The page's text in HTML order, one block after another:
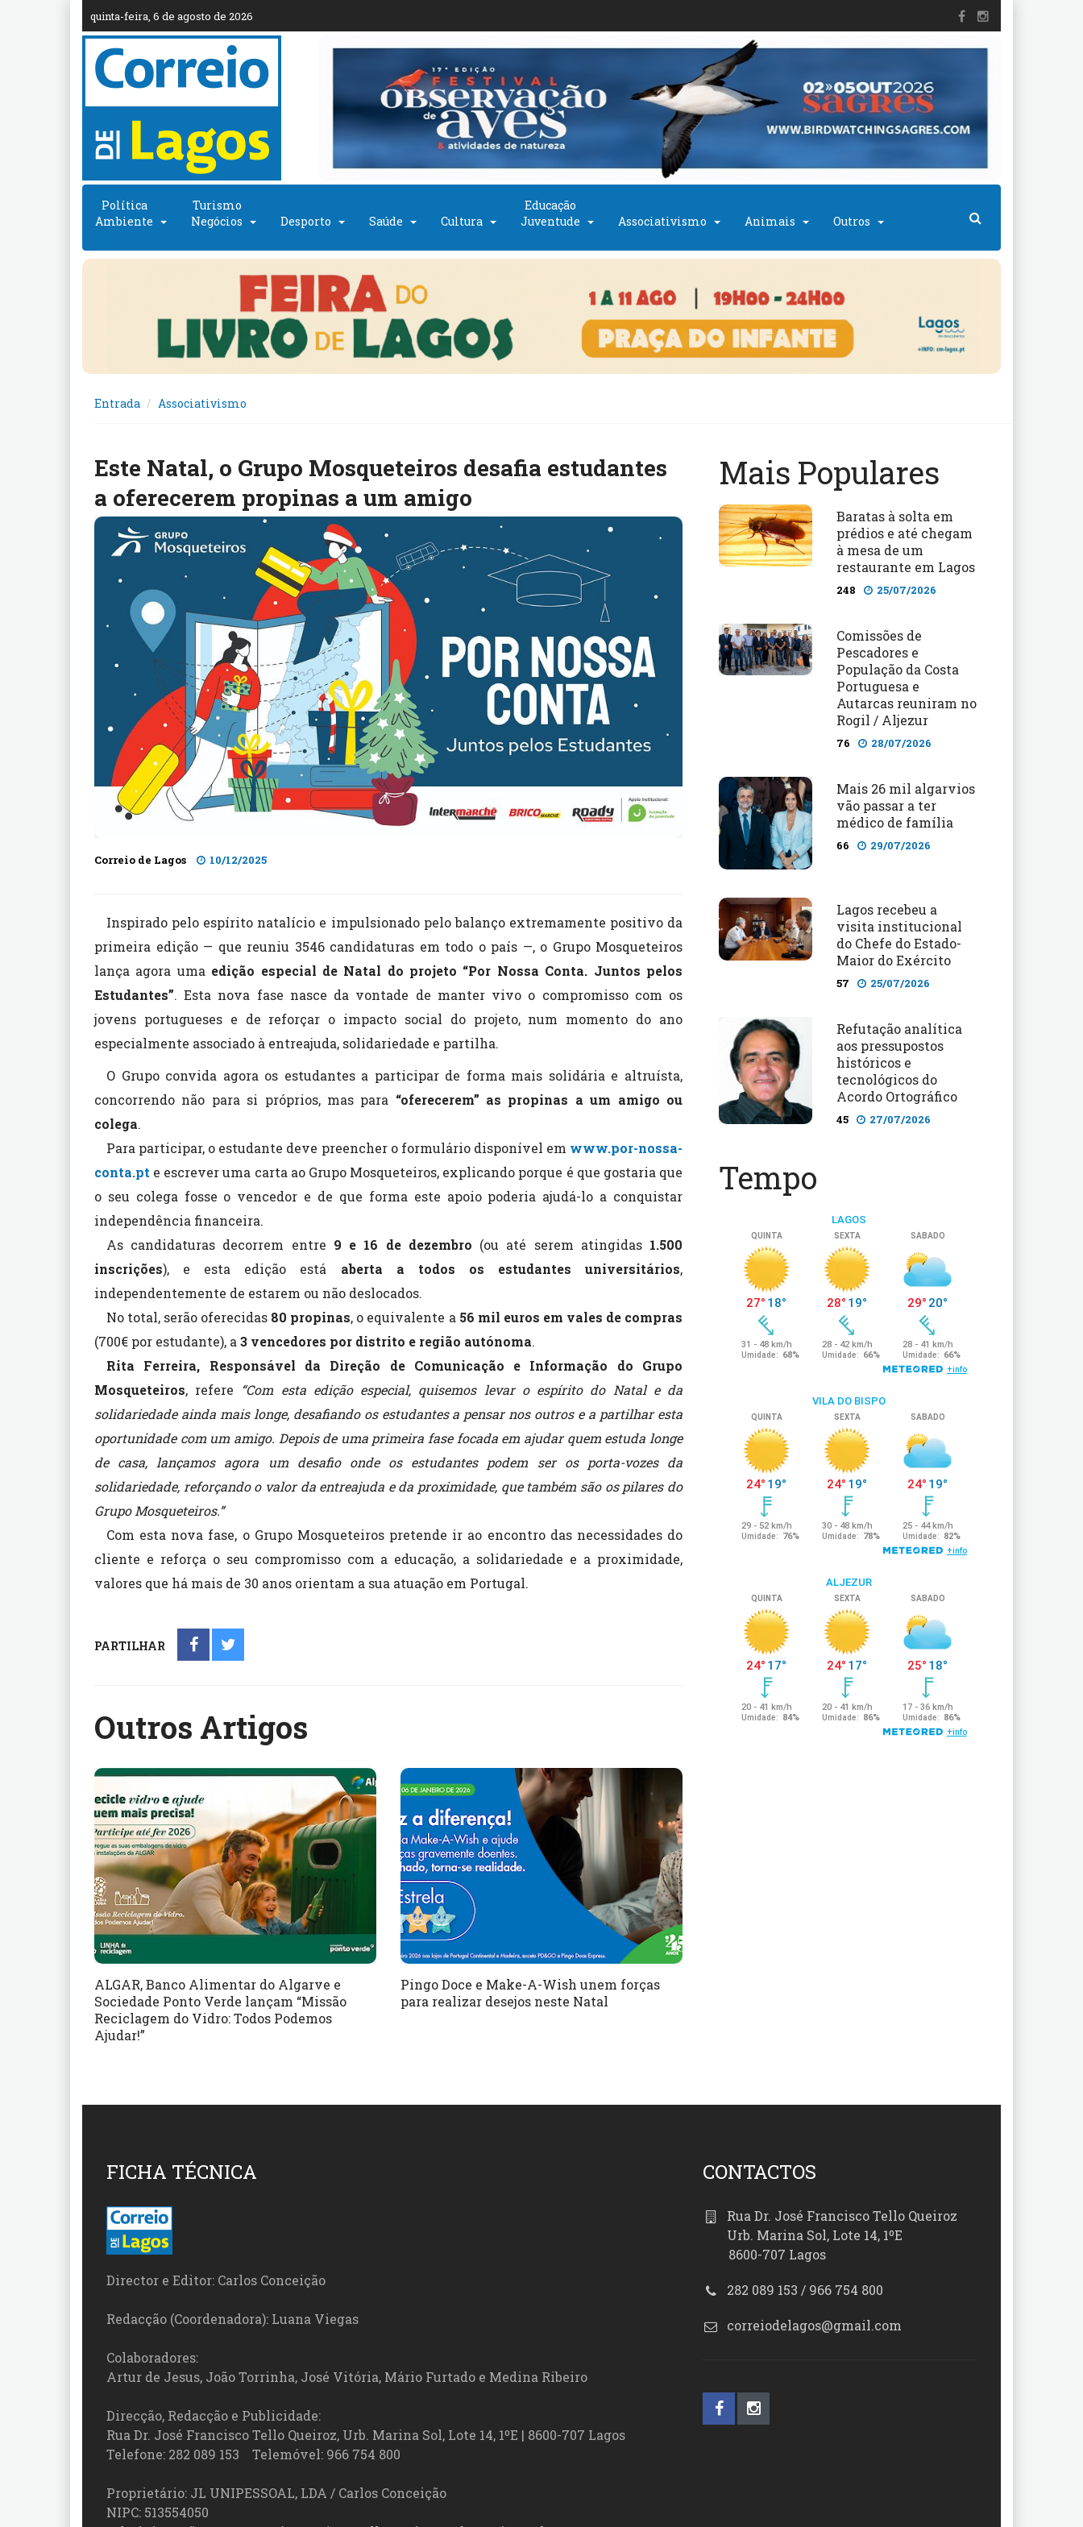
quinta-feira, 6 de agosto de 2026
Política
Ambiente
Turismo
Negócios
Desporto Saúde Cultura
Educação
Juventude
Associativismo Animais Outros
Entrada Associativismo
Este Natal, o Grupo Mosqueteiros desafia estudantes
a oferecerem propinas a um amigo
Correio de Lagos 10/12/2025
Inspirado pelo espírito natalício e impulsionado pelo balanço extremamente positivo da
primeira edição — que reuniu 3546 candidaturas em todo o país —, o Grupo Mosqueteiros
lança agora uma edição especial de Natal do projeto “Por Nossa Conta. Juntos pelos
Estudantes”. Esta nova fase nasce da vontade de manter vivo o compromisso com os
jovens portugueses e de reforçar o impacto social do projeto, num momento do ano
especialmente associado à entreajuda, solidariedade e partilha.
O Grupo convida agora os estudantes a participar de forma mais solidária e altruísta,
concorrendo não para si próprios, mas para “oferecerem” as propinas a um amigo ou
colega.
Para participar, o estudante deve preencher o formulário disponível em www.por-nossa-
conta.pt e escrever uma carta ao Grupo Mosqueteiros, explicando porque é que gostaria que
o seu colega fosse o vencedor e de que forma este apoio poderia ajudá-lo a conquistar
independência financeira.
As candidaturas decorrem entre 9 e 16 de dezembro (ou até serem atingidas 1.500
inscrições), e esta edição está aberta a todos os estudantes universitários,
independentemente de estarem ou não deslocados.
No total, serão oferecidas 80 propinas, o equivalente a 56 mil euros em vales de compras
(700€ por estudante), a3 vencedores por distrito e região autónoma.
Rita Ferreira, Responsável da Direção de Comunicação e Informação do Grupo
Mosqueteiros, refere “Com esta edição especial, quisemos levar o espírito do Natal e da
solidariedade ainda mais longe, desafiando os estudantes a pensar nos outros e a partilhar esta
oportunidade com um amigo. Depois de uma primeira fase focada em ajudar quem estuda longe
de casa, lançamos agora um desafio onde os estudantes podem ser os porta-vozes da
solidariedade, reforçando o valor da entreajuda e da proximidade, que também são os pilares do
Grupo Mosqueteiros.”
Com esta nova fase, o Grupo Mosqueteiros pretende ir ao encontro das necessidades do
cliente e reforça o seu compromisso com a educação, a solidariedade e a proximidade,
valores que há mais de 30 anos orientam a sua atuação em Portugal.
PARTILHAR
Outros Artigos
ALGAR, Banco Alimentar do Algarve e
Sociedade Ponto Verde lançam “Missão
Reciclagem do Vidro: Todos Podemos
Ajudar!”
Pingo Doce e Make-A-Wish unem forças
para realizar desejos neste Natal
Mais Populares
Baratas à solta em
prédios e até chegam
à mesa de um
restaurante em Lagos
248 25/07/2026
Comissões de
Pescadores e
População da Costa
Portuguesa e
Autarcas reuniram no
Rogil / Aljezur
76 28/07/2026
Mais 26 mil algarvios
vão passar a ter
médico de família
66 29/07/2026
Lagos recebeu a
visita institucional
do Chefe do Estado-
Maior do Exército
57 25/07/2026
Refutação analítica
aos pressupostos
históricos e
tecnológicos do
Acordo Ortográfico
45 27/07/2026
Tempo
FICHA TÉCNICA
Director e Editor: Carlos Conceição
Redacção (Coordenadora): Luana Viegas
Colaboradores:
Artur de Jesus, João Torrinha, José Vitória, Mário Furtado e Medina Ribeiro
Direcção, Redacção e Publicidade:
Rua Dr. José Francisco Tello Queiroz, Urb. Marina Sol, Lote 14, 1ºE | 8600-707 Lagos
Telefone: 282 089 153 Telemóvel: 966 754 800
Proprietário: JL UNIPESSOAL, LDA / Carlos Conceição
NIPC: 513554050
CONTACTOS
Rua Dr. José Francisco Tello Queiroz
Urb. Marina Sol, Lote 14, 1ºE
8600-707 Lagos
282 089 153 / 966 754 800
correiodelagos@gmail.com